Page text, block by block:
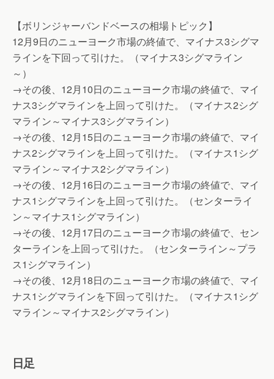
【ボリンジャーバンドベースの相場トピック】
12月9日のニューヨーク市場の終値で、マイナス3シグマ
ラインを下回って引けた。（マイナス3シグマライン
～）
→その後、12月10日のニューヨーク市場の終値で、マイ
ナス3シグマラインを上回って引けた。（マイナス2シグ
マライン～マイナス3シグマライン）
→その後、12月15日のニューヨーク市場の終値で、マイ
ナス2シグマラインを上回って引けた。（マイナス1シグ
マライン～マイナス2シグマライン）
→その後、12月16日のニューヨーク市場の終値で、マイ
ナス1シグマラインを上回って引けた。（センターライ
ン～マイナス1シグマライン）
→その後、12月17日のニューヨーク市場の終値で、セン
ターラインを上回って引けた。（センターライン～プラ
ス1シグマライン）
→その後、12月18日のニューヨーク市場の終値で、マイ
ナス1シグマラインを下回って引けた。（マイナス1シグ
マライン～マイナス2シグマライン）
日足